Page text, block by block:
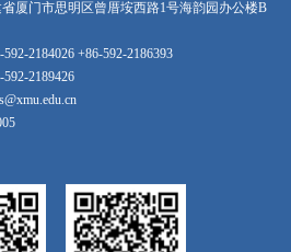
厦门市思明区曾厝垵西路1号海韵园办公楼B
2184026 +86-592-2186393
2189426